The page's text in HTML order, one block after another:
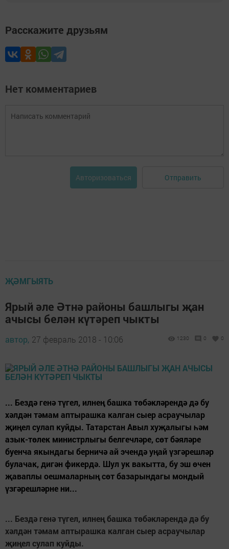
Расскажите друзьям
Нет комментариев
Авторизоваться Отправить
ҖӘМГЫЯТЬ
Ярый әле Әтнә районы башлыгы җан
ачысы белән күтәреп чыкты
автор, 27 февраль 2018 - 10:06 1230 0 0
... Бездә генә түгел, илнең башка тө­бәк­ләрендә дә бу
хәлдән тә­мам аптырашка калган сыер асраучылар
җиңел сулап куйды. Татарстан Авыл хуҗалы­гы һәм
азык-төлек министр­лыгы белгечләре, сөт бәя­лә­ре
буенча якындагы бер­ни­чә ай эчен­дә уңай үзгә­решләр
булачак, дигән фикердә. Шул ук вакытта, бу эш өчен
җаваплы оешмаларның сөт базарындагы мондый
үзгәрешләрне ни...
... Бездә генә түгел, илнең башка тө­бәк­ләрендә дә бу
хәлдән тә­мам аптырашка калган сыер асраучылар
җиңел сулап куйды.